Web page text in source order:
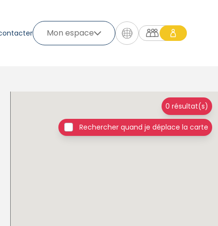
Mon espace
0 résultat(s)
Rechercher quand je déplace la carte